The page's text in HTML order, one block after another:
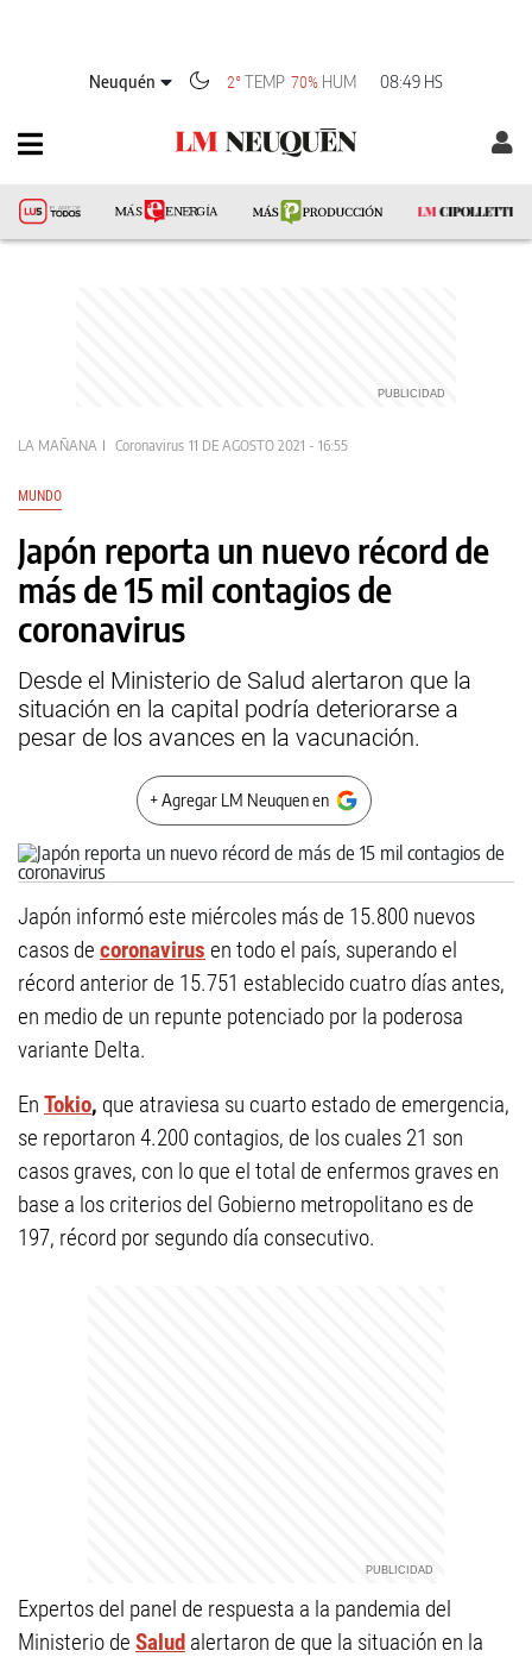
Neuquén 2° TEMP 70% HUM 08:49 HS
LA MAÑANA Coronavirus 11 DE AGOSTO 2021 - 16:55
MUNDO
Japón reporta un nuevo récord de
más de 15 mil contagios de
coronavirus
Desde el Ministerio de Salud alertaron que la
situación en la capital podría deteriorarse a
pesar de los avances en la vacunación.
+ Agregar LM Neuquen en
Japón informó este miércoles más de 15.800 nuevos
casos de coronavirus en todo el país, superando el
récord anterior de 15.751 establecido cuatro días antes,
en medio de un repunte potenciado por la poderosa
variante Delta.
En Tokio, que atraviesa su cuarto estado de emergencia,
se reportaron 4.200 contagios, de los cuales 21 son
casos graves, con lo que el total de enfermos graves en
base a los criterios del Gobierno metropolitano es de
197, récord por segundo día consecutivo.
Expertos del panel de respuesta a la pandemia del
Ministerio de Salud alertaron de que la situación en la